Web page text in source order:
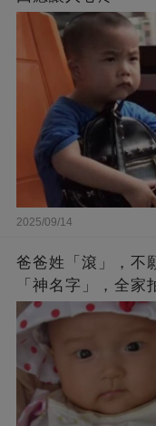
2025/09/14
爸爸姓「滾」，不
「神名字」，全